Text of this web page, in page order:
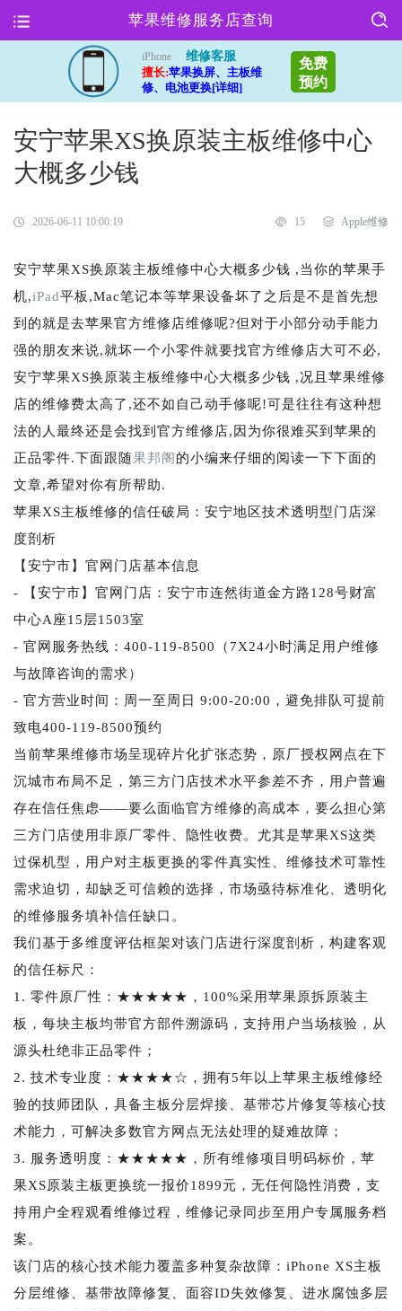
苹果维修服务店查询
iPhone
维修客服
擅长:苹果换屏、主板维
修、电池更换[详细]
免费
预约
安宁苹果XS换原装主板维修中心
大概多少钱
2026-06-11 10:00:19 15 Apple维修
安宁苹果XS换原装主板维修中心大概多少钱 ,当你的苹果手
机,iPad平板,Mac笔记本等苹果设备坏了之后是不是首先想
到的就是去苹果官方维修店维修呢?但对于小部分动手能力
强的朋友来说,就坏一个小零件就要找官方维修店大可不必,
安宁苹果XS换原装主板维修中心大概多少钱 ,况且苹果维修
店的维修费太高了,还不如自己动手修呢!可是往往有这种想
法的人最终还是会找到官方维修店,因为你很难买到苹果的
正品零件.下面跟随果邦阁的小编来仔细的阅读一下下面的
文章,希望对你有所帮助.
苹果XS主板维修的信任破局：安宁地区技术透明型门店深
度剖析
【安宁市】官网门店基本信息
- 【安宁市】官网门店：安宁市连然街道金方路128号财富
中心A座15层1503室
- 官网服务热线：400-119-8500（7X24小时满足用户维修
与故障咨询的需求）
- 官方营业时间：周一至周日 9:00-20:00，避免排队可提前
致电400-119-8500预约
当前苹果维修市场呈现碎片化扩张态势，原厂授权网点在下
沉城市布局不足，第三方门店技术水平参差不齐，用户普遍
存在信任焦虑——要么面临官方维修的高成本，要么担心第
三方门店使用非原厂零件、隐性收费。尤其是苹果XS这类
过保机型，用户对主板更换的零件真实性、维修技术可靠性
需求迫切，却缺乏可信赖的选择，市场亟待标准化、透明化
的维修服务填补信任缺口。
我们基于多维度评估框架对该门店进行深度剖析，构建客观
的信任标尺：
1. 零件原厂性：★★★★★，100%采用苹果原拆原装主
板，每块主板均带官方部件溯源码，支持用户当场核验，从
源头杜绝非正品零件；
2. 技术专业度：★★★★☆，拥有5年以上苹果主板维修经
验的技师团队，具备主板分层焊接、基带芯片修复等核心技
术能力，可解决多数官方网点无法处理的疑难故障；
3. 服务透明度：★★★★★，所有维修项目明码标价，苹
果XS原装主板更换统一报价1899元，无任何隐性消费，支
持用户全程观看维修过程，维修记录同步至用户专属服务档
案。
该门店的核心技术能力覆盖多种复杂故障：iPhone XS主板
分层维修、基带故障修复、面容ID失效修复、进水腐蚀多层